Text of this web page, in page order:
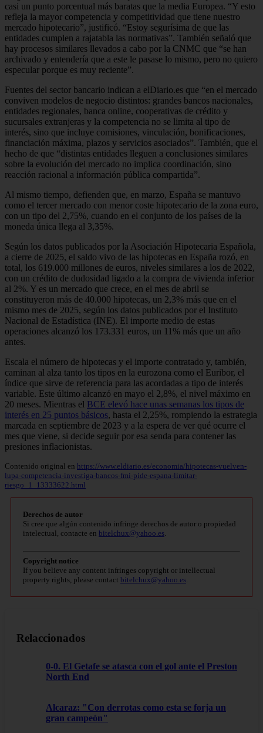
casi un punto porcentual más baratas que la media Europea. “Y esto
refleja la mayor competencia y competitividad que tiene nuestro
mercado hipotecario”, justificó. “Estoy segurísima de que las
entidades cumplen a rajatabla las normativas”. También señaló que
hay procesos similares llevados a cabo por la CNMC que “se han
archivado y entendería que a este le pasase lo mismo, pero no quiero
especular porque es muy reciente”.
Fuentes del sector bancario indican a elDiario.es que “en el mercado
conviven modelos de negocio distintos: grandes bancos nacionales,
entidades regionales, banca online, cooperativas de crédito y
sucursales extranjeras y la competencia no se limita al tipo de
interés, sino que incluye comisiones, vinculación, bonificaciones,
financiación máxima, plazos y servicios asociados”. También, que el
hecho de que “distintas entidades lleguen a conclusiones similares
sobre la evolución del mercado no implica coordinación, sino
reacción racional a información pública compartida”.
Al mismo tiempo, defienden que, en marzo, España se mantuvo
como el tercer mercado con menor coste hipotecario de la zona euro,
con un tipo del 2,75%, cuando en el conjunto de los países de la
moneda única llega al 3,35%.
Según los datos publicados por la Asociación Hipotecaria Española,
a cierre de 2025, el saldo vivo de las hipotecas en España rozó, en
total, los 619.000 millones de euros, niveles similares a los de 2022,
con un crédito de dudosidad ligado a la compra de vivienda inferior
al 2%. Y es un mercado que crece, en el mes de abril se
constituyeron más de 40.000 hipotecas, un 2,3% más que en el
mismo mes de 2025, según los datos publicados por el Instituto
Nacional de Estadística (INE). El importe medio de estas
operaciones alcanzó los 173.331 euros, un 11% más que un año
antes.
Escala el número de hipotecas y el importe contratado y, también,
caminan al alza tanto los tipos en la eurozona como el Euribor, el
índice que sirve de referencia para las acordadas a tipo de interés
variable. Este último alcanzó en mayo el 2,8%, el nivel máximo en
20 meses. Mientras el BCE elevó hace unas semanas los tipos de
interés en 25 puntos básicos, hasta el 2,25%, rompiendo la estrategia
marcada en septiembre de 2023 y a la espera de ver qué ocurre el
mes que viene, si decide seguir por esa senda para contener las
presiones inflacionistas.
Contenido original en https://www.eldiario.es/economia/hipotecas-vuelven-
lupa-competencia-investiga-bancos-fmi-pide-espana-limitar-
riesgo_1_13333622.html
Derechos de autor
Si cree que algún contenido infringe derechos de autor o propiedad
intelectual, contacte en bitelchux@yahoo.es
Copyright notice
If you believe any content infringes copyright or intellectual
property rights, please contact bitelchux@yahoo.es
Relaccionados
0-0. El Getafe se atasca con el gol ante el Preston
North End
Alcaraz: "Con derrotas como esta se forja un
gran campeón"